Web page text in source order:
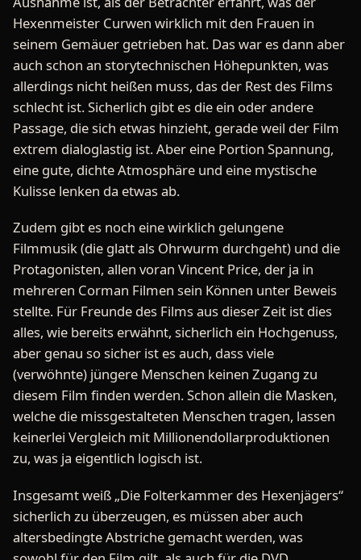
Hexenmeister Curwen wirklich mit den Frauen in
seinem Gemäuer getrieben hat. Das war es dann aber
auch schon an storytechnischen Höhepunkten, was
allerdings nicht heißen muss, das der Rest des Films
schlecht ist. Sicherlich gibt es die ein oder andere
Passage, die sich etwas hinzieht, gerade weil der Film
extrem dialoglastig ist. Aber eine Portion Spannung,
eine gute, dichte Atmosphäre und eine mystische
Kulisse lenken da etwas ab.
Zudem gibt es noch eine wirklich gelungene
Filmmusik (die glatt als Ohrwurm durchgeht) und die
Protagonisten, allen voran Vincent Price, der ja in
mehreren Corman Filmen sein Können unter Beweis
stellte. Für Freunde des Films aus dieser Zeit ist dies
alles, wie bereits erwähnt, sicherlich ein Hochgenuss,
aber genau so sicher ist es auch, dass viele
(verwöhnte) jüngere Menschen keinen Zugang zu
diesem Film finden werden. Schon allein die Masken,
welche die missgestalteten Menschen tragen, lassen
keinerlei Vergleich mit Millionendollarproduktionen
zu, was ja eigentlich logisch ist.
Insgesamt weiß „Die Folterkammer des Hexenjägers“
sicherlich zu überzeugen, es müssen aber auch
altersbedingte Abstriche gemacht werden, was